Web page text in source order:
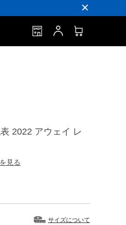
2022 アウェイ レ
見る
サイズについて